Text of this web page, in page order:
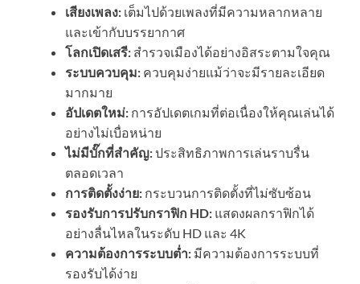
เสียงเพลง: เต็มไปด้วยเพลงที่มีความหลากหลาย
และเข้ากับบรรยากาศ
โลกเปิดเสรี: สำรวจเมืองได้อย่างอิสระตามใจคุณ
ระบบควบคุม: ควบคุมง่ายแม้ว่าจะมีรายละเอียด
มากมาย
อัปเดตใหม่: การอัปเดตเกมที่ต่อเนื่องให้คุณเล่นได้
อย่างไม่เบื่อหน่าย
ไม่มีบั๊กที่สำคัญ:ประสิทธิภาพการเล่นราบรื่น
ตลอดเวลา
การติดตั้งง่าย: กระบวนการติดตั้งที่ไม่ซับซ้อน
รองรับการปรับกราฟิก HD: แสดงผลกราฟิกได้
อย่างลื่นไหลในระดับ HD และ 4K
ความต้องการระบบต่ำ: มีความต้องการระบบที่
รองรับได้ง่าย